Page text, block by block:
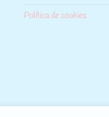
Política de cookies